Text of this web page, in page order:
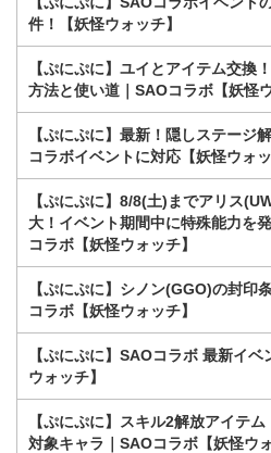
件！【妖怪ウォッチ】
【ぷにぷに】ユイとアイテム交換
方法と使い道｜SAOコラボ【妖怪
【ぷにぷに】最新！隠しステージ
コラボイベントに対応【妖怪ウォッ
【ぷにぷに】8/8(土)までアリス
大！イベント期間中に特殊能力を
コラボ【妖怪ウォッチ】
【ぷにぷに】シノン(GGO)の封印
コラボ【妖怪ウォッチ】
【ぷにぷに】SAOコラボ 最新イ
ウォッチ】
【ぷにぷに】スキル2解放アイテ
対象キャラ｜SAOコラボ【妖怪ウォ